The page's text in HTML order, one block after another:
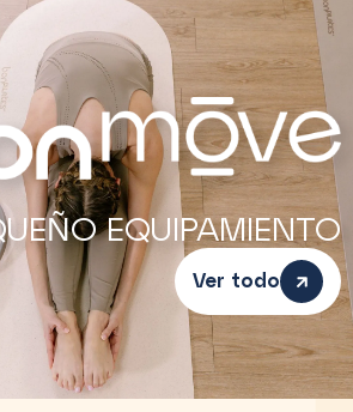
EQUIPAMIENTO
Ver todo